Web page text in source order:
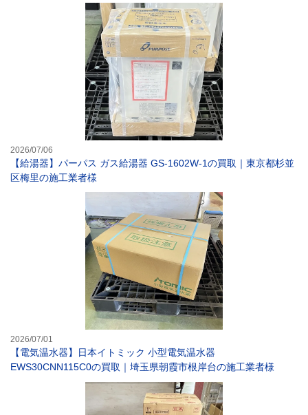
2026/07/06
【給湯器】パーパス ガス給湯器 GS-1602W-1の買取｜東京都杉並
区梅里の施工業者様
2026/07/01
【電気温水器】日本イトミック 小型電気温水器
EWS30CNN115C0の買取｜埼玉県朝霞市根岸台の施工業者様